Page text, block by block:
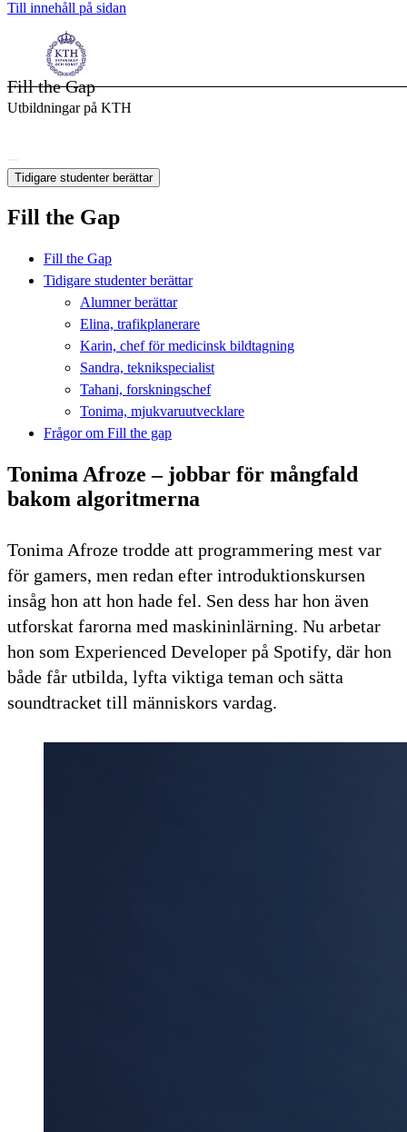
Till innehåll på sidan
Fill the Gap
Utbildningar på KTH
Tidigare studenter berättar
Fill the Gap
Fill the Gap
Tidigare studenter berättar
Alumner berättar
Elina, trafikplanerare
Karin, chef för medicinsk bildtagning
Sandra, teknikspecialist
Tahani, forskningschef
Tonima, mjukvaruutvecklare
Frågor om Fill the gap
Tonima Afroze – jobbar för mångfald
bakom algoritmerna
Tonima Afroze trodde att programmering mest var
för gamers, men redan efter introduktionskursen
insåg hon att hon hade fel. Sen dess har hon även
utforskat farorna med maskininlärning. Nu arbetar
hon som Experienced Developer på Spotify, där hon
både får utbilda, lyfta viktiga teman och sätta
soundtracket till människors vardag.